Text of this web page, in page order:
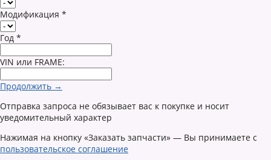
Модификация *
Год *
VIN или FRAME:
Продолжить →
Отправка запроса не обязывает вас к покупке и носит
уведомительный характер
Нажимая на кнопку «Заказать запчасти» — Вы принимаете с
пользовательское соглашение